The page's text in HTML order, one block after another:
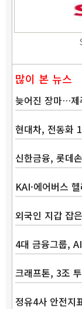
많이 본 뉴스
늦어진 장마…
현대차, 전동화
신한금융, 롯데
KAI·에어버스
외국인 지갑 잡
4대 금융그룹,
크래프톤, 3조
정유4사 안전